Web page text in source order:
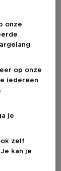
onze
op onze
iedereen
je
zelf
kan je